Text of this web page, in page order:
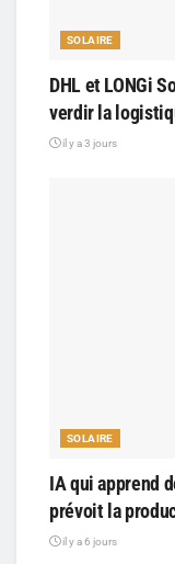
SOLAIRE
DHL et LONGi
verdir la
il y a 3 jours
SOLAIRE
IA qui apprend
prévoit la
il y a 6 jours